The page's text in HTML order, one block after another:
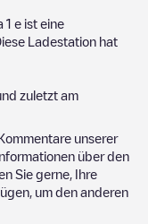
1 e ist eine
Ladestation hat
zuletzt am
unserer
über den
Sie gerne, Ihre
um den anderen